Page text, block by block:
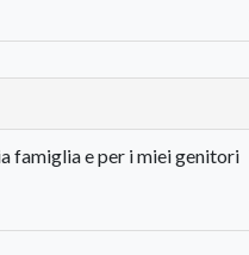
famiglia e per i miei genitori